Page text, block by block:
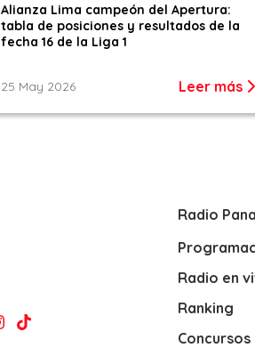
Alianza Lima campeón del Apertura:
tabla de posiciones y resultados de la
fecha 16 de la Liga 1
25 May 2026 Leer más
Radio
Radio en
Ranking
Concursos